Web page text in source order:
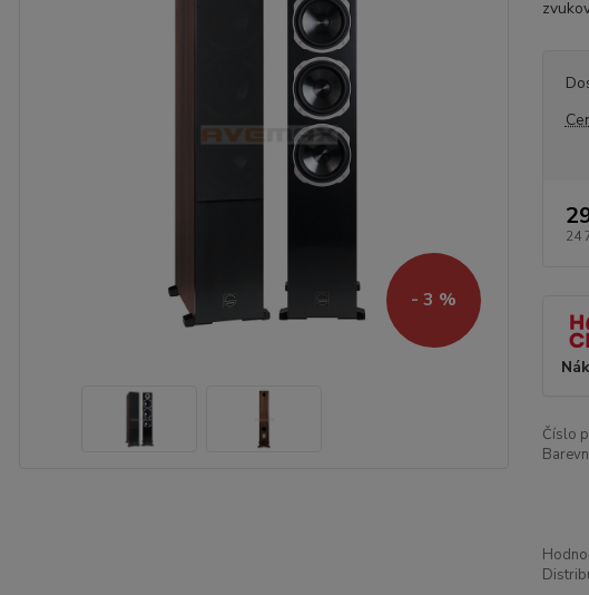
- 3 %
24
Číslo